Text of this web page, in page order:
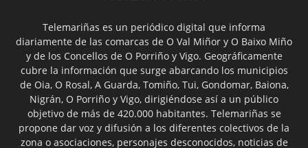
Telemariñas es un periódico digital que informa
diariamente de las comarcas de O Val Miñor y O Baixo Miño
y de los Concellos de O Porriño y Vigo. Geográficamente
cubre la información que surge abarcando los municipios
de Oia, O Rosal, A Guarda, Tomiño, Tui, Gondomar, Baiona,
Nigrán, O Porriño y Vigo, dirigiéndose así a un público
objetivo de más de 420.000 habitantes. Telemariñas se
propone dar voz y difusión a los diferentes colectivos de la
zona o asociaciones, personajes desconocidos, noticias de